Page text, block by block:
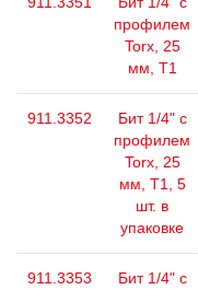
профилем
Torx, 25
мм, Т1
911.3352
Бит 1/4" с
профилем
Torx, 25
мм, Т1, 5
шт. в
упаковке
911.3353
Бит 1/4" с